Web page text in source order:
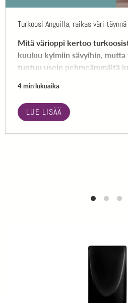
Turkoosi Anguilla, raikas väri
Mitä värioppi kertoo
kuuluu kylmiin sävyihin, mutta
tuntuu usein pehmeämmältä
4 min lukuaika
LUE LISÄÄ